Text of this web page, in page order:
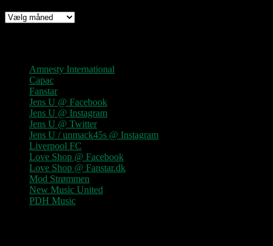
Arkiv
Amnesty International
Capac
Fanstar
Jens U @ Facebook
Jens U @ Instagram
Jens U @ Twitter
Jens U / unmack45s @ Instagram
Liverpool FC
Love Shop @ Facebook
Love Shop @ Fanstar.dk
Mod Strømmen
New Music United
PDH Music